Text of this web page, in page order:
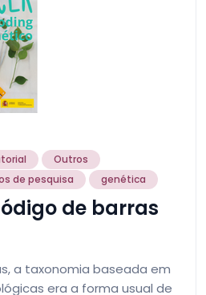
Outros
de pesquisa
genética
de barras
a taxonomia baseada em
era a forma usual de